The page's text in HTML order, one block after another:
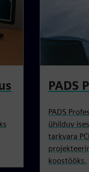
PADS
PADS
ühilduv
tarkvara
koostööks.